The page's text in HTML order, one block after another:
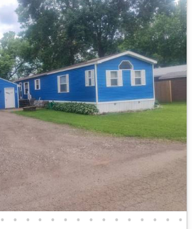
• • • • • • • • • • • • • • •